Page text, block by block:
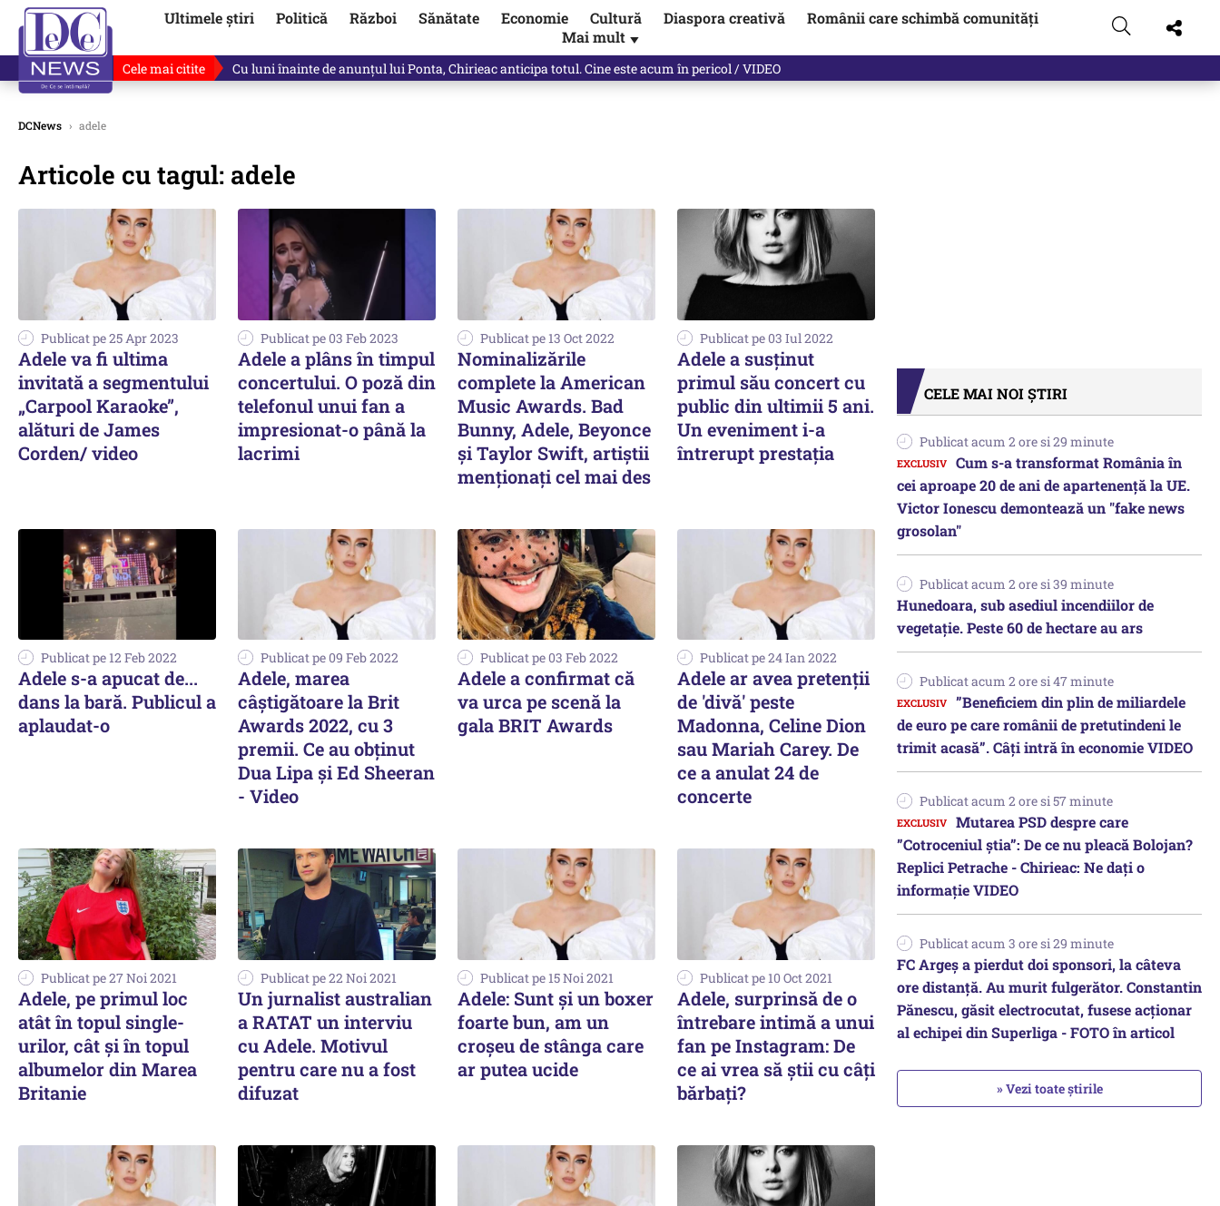
Ultimele știri Politică Război Sănătate Economie Cultură Diaspora creativă
Românii care schimbă comunități
Mai mult ▼
Cele mai citite Cu luni înainte de anunțul lui Ponta, Chirieac anticipa totul. Cine este acum în pericol / VIDEO
DCNews › adele
Articole cu tagul: adele
Publicat pe 25 Apr 2023
Adele va fi ultima
invitată a segmentului
„Carpool Karaoke”,
alături de James
Corden/ video
Publicat pe 03 Feb 2023
Adele a plâns în timpul
concertului. O poză din
telefonul unui fan a
impresionat-o până la
lacrimi
Publicat pe 13 Oct 2022
Nominalizările
complete la American
Music Awards. Bad
Bunny, Adele, Beyonce
și Taylor Swift, artiștii
menționați cel mai des
Publicat pe 03 Iul 2022
Adele a susţinut
primul său concert cu
public din ultimii 5 ani.
Un eveniment i-a
întrerupt prestaţia
Publicat pe 12 Feb 2022
Adele s-a apucat de...
dans la bară. Publicul a
aplaudat-o
Publicat pe 09 Feb 2022
Adele, marea
câştigătoare la Brit
Awards 2022, cu 3
premii. Ce au obținut
Dua Lipa și Ed Sheeran
- Video
Publicat pe 03 Feb 2022
Adele a confirmat că
va urca pe scenă la
gala BRIT Awards
Publicat pe 24 Ian 2022
Adele ar avea pretenții
de 'divă' peste
Madonna, Celine Dion
sau Mariah Carey. De
ce a anulat 24 de
concerte
Publicat pe 27 Noi 2021
Adele, pe primul loc
atât în topul single-
urilor, cât şi în topul
albumelor din Marea
Britanie
Publicat pe 22 Noi 2021
Un jurnalist australian
a RATAT un interviu
cu Adele. Motivul
pentru care nu a fost
difuzat
Publicat pe 15 Noi 2021
Adele: Sunt şi un boxer
foarte bun, am un
croşeu de stânga care
ar putea ucide
Publicat pe 10 Oct 2021
Adele, surprinsă de o
întrebare intimă a unui
fan pe Instagram: De
ce ai vrea să știi cu câți
bărbați?
CELE MAI NOI ȘTIRI
Publicat acum 2 ore si 29 minute
Cum s-a transformat România în
cei aproape 20 de ani de apartenență la UE.
Victor Ionescu demontează un "fake news
grosolan"
Publicat acum 2 ore si 39 minute
Hunedoara, sub asediul incendiilor de
vegetație. Peste 60 de hectare au ars
Publicat acum 2 ore si 47 minute
”Beneficiem din plin de miliardele
de euro pe care românii de pretutindeni le
trimit acasă”. Câți intră în economie VIDEO
Publicat acum 2 ore si 57 minute
Mutarea PSD despre care
”Cotroceniul știa”: De ce nu pleacă Bolojan?
Replici Petrache - Chirieac: Ne dați o
informație VIDEO
Publicat acum 3 ore si 29 minute
FC Argeș a pierdut doi sponsori, la câteva
ore distanță. Au murit fulgerător. Constantin
Pănescu, găsit electrocutat, fusese acționar
al echipei din Superliga - FOTO în articol
» Vezi toate știrile